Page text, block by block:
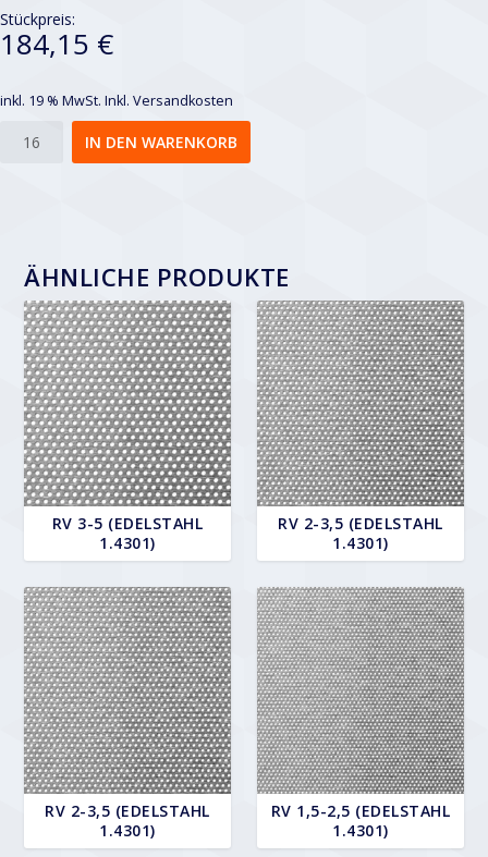
Stückpreis:
184,15 €
inkl. 19 % MwSt. Inkl. Versandkosten
IN DEN WARENKORB
ÄHNLICHE PRODUKTE
RV 3-5 (EDELSTAHL
1.4301)
RV 2-3,5 (EDELSTAHL
1.4301)
RV 2-3,5 (EDELSTAHL
1.4301)
RV 1,5-2,5 (EDELSTAHL
1.4301)